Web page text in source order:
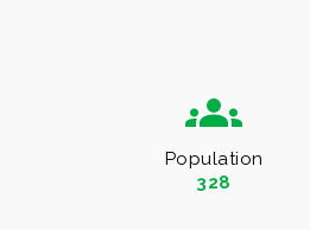
Population
328